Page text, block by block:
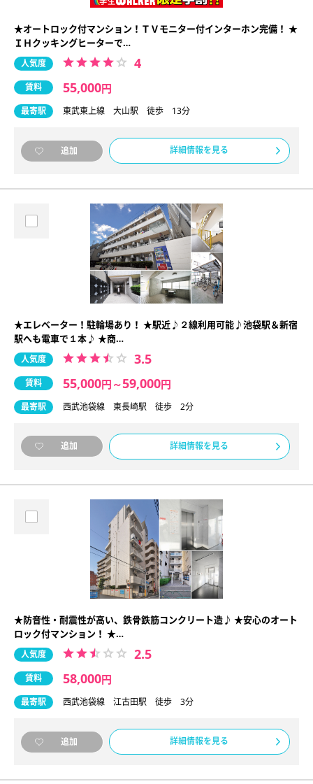
★オートロック付マンション！ＴＶモニター付インターホン完備！ ★
ＩＨクッキングヒーターで…
人気度 4
賃料 55,000円
最寄駅 東武東上線 大山駅 徒歩 13分
追加 詳細情報を見る
★エレベーター！駐輪場あり！ ★駅近♪２線利用可能♪池袋駅＆新宿
駅へも電車で１本♪ ★商…
人気度 3.5
賃料 55,000円 ～59,000円
最寄駅 西武池袋線 東長崎駅 徒歩 2分
追加 詳細情報を見る
★防音性・耐震性が高い、鉄骨鉄筋コンクリート造♪ ★安心のオート
ロック付マンション！ ★…
人気度 2.5
賃料 58,000円
最寄駅 西武池袋線 江古田駅 徒歩 3分
追加 詳細情報を見る